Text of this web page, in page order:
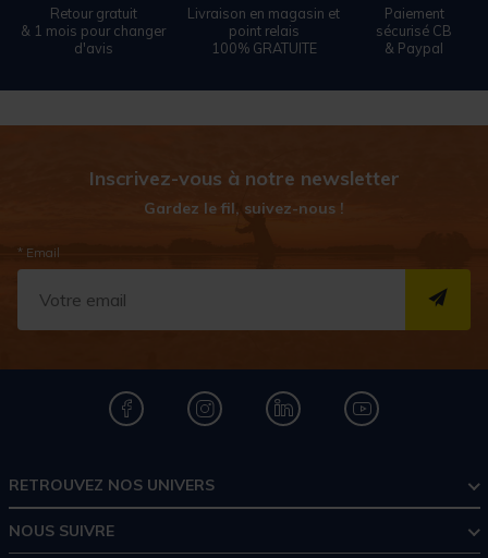
Retour gratuit
& 1 mois pour changer
d'avis
Livraison en magasin et
point relais
100% GRATUITE
Paiement
sécurisé CB
& Paypal
Inscrivez-vous à notre newsletter
Gardez le fil, suivez-nous !
* Email
RETROUVEZ NOS UNIVERS
NOUS SUIVRE